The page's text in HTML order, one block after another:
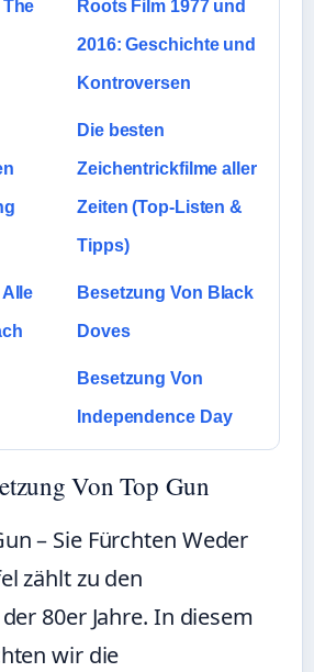
Roots Film 1977 und
2016: Geschichte und
Kontroversen
Die besten
Zeichentrickfilme aller
Zeiten (Top-Listen &
Tipps)
Besetzung Von Black
Doves
Besetzung Von
Independence Day
Von Top Gun
– Sie Fürchten Weder
zählt zu den
80er Jahre. In diesem
wir die